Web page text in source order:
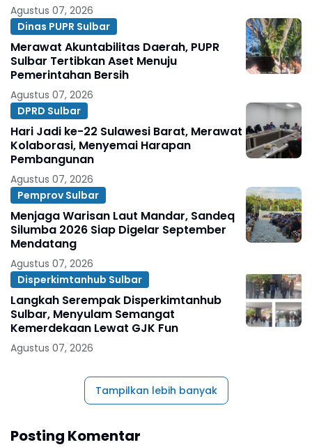
Agustus 07, 2026
Dinas PUPR Sulbar
Merawat Akuntabilitas Daerah, PUPR
Sulbar Tertibkan Aset Menuju
Pemerintahan Bersih
Agustus 07, 2026
DPRD Sulbar
Hari Jadi ke-22 Sulawesi Barat, Merawat
Kolaborasi, Menyemai Harapan
Pembangunan
Agustus 07, 2026
Pemprov Sulbar
Menjaga Warisan Laut Mandar, Sandeq
Silumba 2026 Siap Digelar September
Mendatang
Agustus 07, 2026
Disperkimtanhub Sulbar
Langkah Serempak Disperkimtanhub
Sulbar, Menyulam Semangat
Kemerdekaan Lewat GJK Fun
Agustus 07, 2026
Tampilkan lebih banyak
Posting Komentar